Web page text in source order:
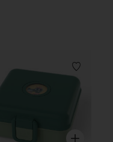
Liste de
Aperçu